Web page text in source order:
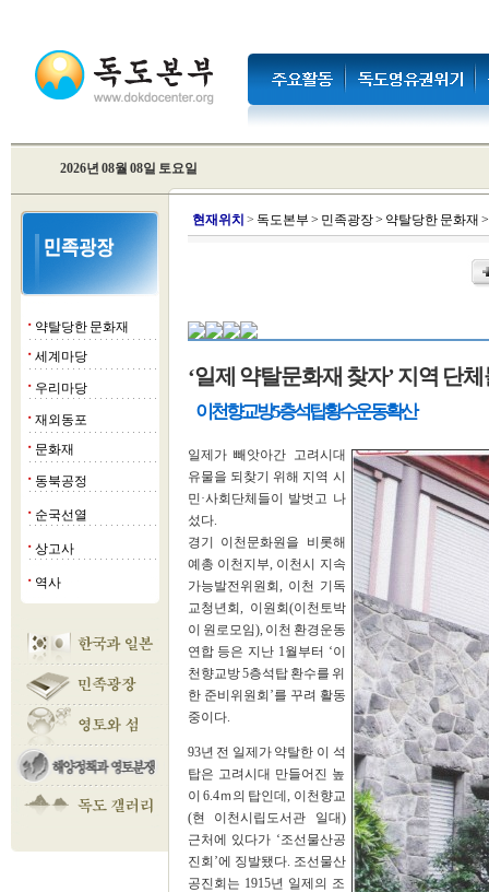
2026년 08월 08일 토요일
■ 약탈당한 문화재
■ 세계마당
■ 우리마당
■ 재외동포
■ 문화재
■ 동북공정
■ 순국선열
■ 상고사
■ 역사
현재위치 > 독도본부 > 민족광장> 약탈당한 문화재
‘일제 약탈문화재 찾자’ 지역 단
이천향교방 5층석탑 황수운동 확산
일제가 빼앗아간 고려시대
유물을 되찾기 위해 지역 시
민·사회단체들이 발벗고 나
섰다.
경기 이천문화원을 비롯해
예총 이천지부, 이천시 지속
가능발전위원회, 이천 기독
교청년회, 이원회(이천토박
이 원로모임), 이천 환경운동
연합 등은 지난 1월부터 ‘이
천향교방 5층석탑 환수를 위
한 준비위원회’를 꾸려 활동
중이다.
93년 전 일제가 약탈한 이 석
탑은 고려시대 만들어진 높
이 6.4ｍ의 탑인데, 이천향교
(현 이천시립도서관 일대)
근처에 있다가 ‘조선물산공
진회’에 징발됐다. 조선물산
공진회는 1915년 일제의 조